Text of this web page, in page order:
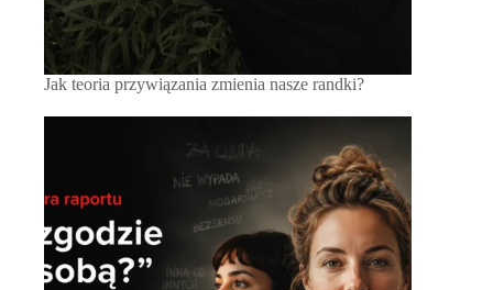
Jak teoria przywiązania zmienia nasze randki?